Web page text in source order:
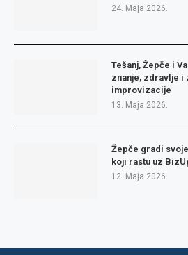
24. Maja 2026.
Tešanj, Žepče i
znanje, zdravlje i
improvizacije
13. Maja 2026.
Žepče gradi
koji rastu uz
12. Maja 2026.